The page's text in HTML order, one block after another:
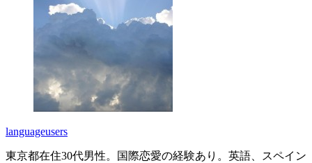
languageusers
東京都在住30代男性。国際恋愛の経験あり。英語、スペイン